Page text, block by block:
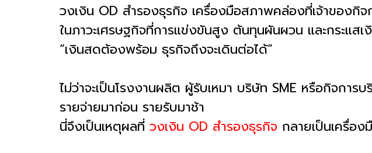
วงเงิน OD สำรองธุรกิจ เครื่องมือสภาพคล่องที่เจ้าของกิ
ในภาวะเศรษฐกิจที่การแข่งขันสูง ต้นทุนผันผวน และกระแ
“เงินสดต้องพร้อม ธุรกิจถึงจะเดินต่อได้”
ไม่ว่าจะเป็นโรงงานผลิต ผู้รับเหมา บริษัท SME หรือกิจกา
รายจ่ายมาก่อน รายรับมาช้า
นี่จึงเป็นเหตุผลที่ วงเงิน OD สำรองธุรกิจ กลายเป็นเครื่อ